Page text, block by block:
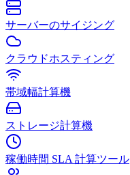
サーバーのサイジング
クラウドホスティング
帯域幅計算機
ストレージ計算機
稼働時間 SLA 計算ツール